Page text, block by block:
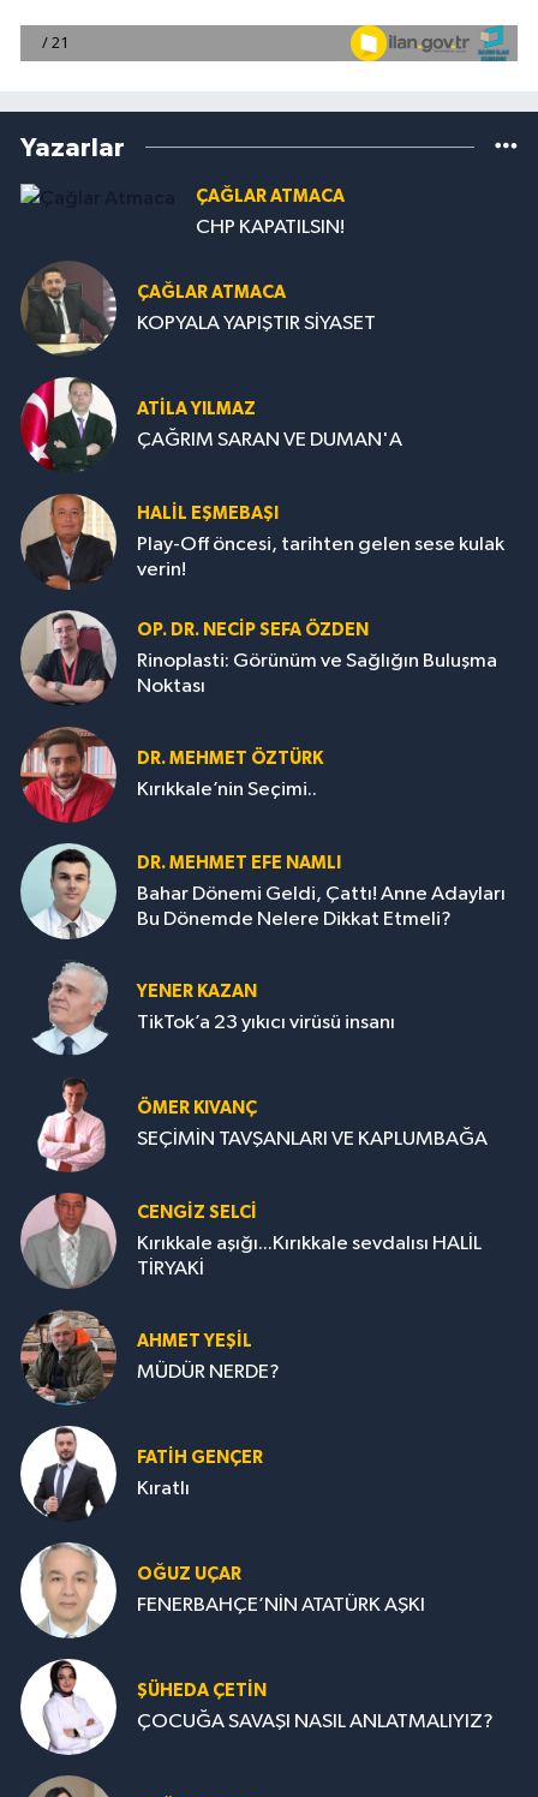
Yazarlar
ÇAĞLAR ATMACA
CHP KAPATILSIN!
ÇAĞLAR ATMACA
KOPYALA YAPIŞTIR SİYASET
ATILA YILMAZ
ÇAĞRIM SARAN VE DUMAN'A
HALIL EŞMEBAŞI
Play-Off öncesi, tarihten gelen sese kulak
verin!
OP. DR. NECIP SEFA ÖZDEN
Rinoplasti: Görünüm ve Sağlığın Buluşma
Noktası
DR. MEHMET ÖZTÜRK
Kırıkkale’nin Seçimi..
DR. MEHMET EFE NAMLI
Bahar Dönemi Geldi, Çattı! Anne Adayları
Bu Dönemde Nelere Dikkat Etmeli?
YENER KAZAN
TikTok’a 23 yıkıcı virüsü insanı
ÖMER KIVANÇ
SEÇİMİN TAVŞANLARI VE KAPLUMBAĞA
CENGİZ SELCİ
Kırıkkale aşığı...Kırıkkale sevdalısı HALİL
TİRYAKİ
AHMET YEŞİL
MÜDÜR NERDE?
FATIH GENÇER
Kıratlı
OĞUZ UÇAR
FENERBAHÇE’NİN ATATÜRK AŞKI
ŞÜHEDA ÇETİN
ÇOCUĞA SAVAŞI NASIL ANLATMALIYIZ?